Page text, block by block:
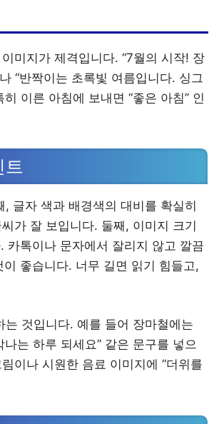
미지가 제격입니다. “7월의 시작! 장
“반짝이는 초록빛 여름입니다. 싱그
이른 아침에 보내면 “좋은 아침” 인
트
글자 색과 배경색의 대비를 확실히
가 잘 보입니다. 둘째, 이미지 크기
톡이나 문자에서 잘리지 않고 깔끔
좋습니다. 너무 길면 읽기 힘들고,
것입니다. 예를 들어 장마철에는
는 하루 되세요” 같은 문구를 넣으
이나 시원한 음료 이미지에 “더위를